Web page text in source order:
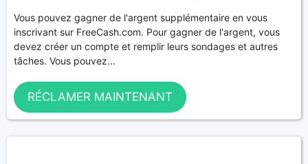
Vous pouvez gagner de l'argent supplémentaire en vous
inscrivant sur FreeCash.com. Pour gagner de l'argent, vous
devez créer un compte et remplir leurs sondages et autres
tâches. Vous pouvez...
RÉCLAMER MAINTENANT